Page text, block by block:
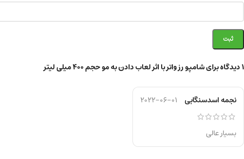
1 دیدگاه برای شامپو رز واتر با اثر لعاب دادن به مو حجم 400 میلی لیتر
نجمه اسدسنگابی 2022-06-01
بسیار عالی